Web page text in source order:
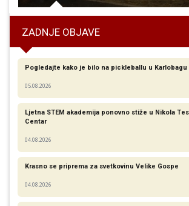
ZADNJE OBJAVE
Pogledajte kako je bilo na pickleballu u Karlobagu
05.08.2026
Ljetna STEM akademija ponovno stiže u Nikola
Centar
04.08.2026
Krasno se priprema za svetkovinu Velike Gospe
04.08.2026